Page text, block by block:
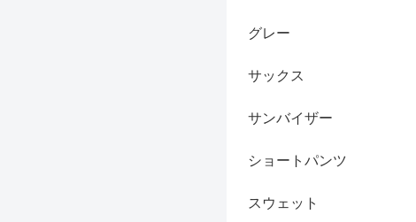
グレー
サックス
サンバイザー
ショートパンツ
スウェット